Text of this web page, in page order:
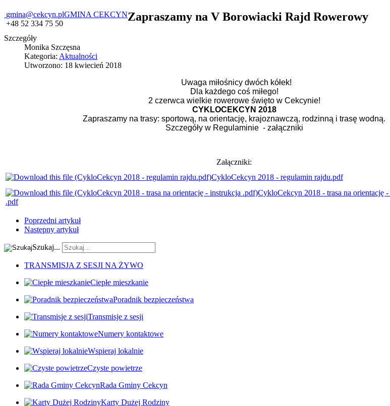
gmina@cekcyn.pl
+48 52 334 75 50
GMINA CEKCYNZapraszamy na V Borowiacki Rajd Rowerowy
Szczegóły
Monika Szczęsna
Kategoria: Aktualności
Utworzono: 18 kwiecień 2018
Uwaga miłośnicy dwóch kółek!
Dla każdego coś miłego!
2 czerwca wielkie rowerowe święto w Cekcynie!
CYKLOCEKCYN 2018
Zapraszamy na trasy: sportową, na orientację, krajoznawczą, rodzinną i trasę wodną.
Szczegóły w Regulaminie - załączniki
Załączniki:
CykloCekcyn 2018 - regulamin rajdu.pdf
CykloCekcyn 2018 - trasa na orientację
.pdf
Poprzedni artykuł
Następny artykuł
Szukaj...
TRANSMISJA Z SESJI NA ŻYWO
Ciepłe mieszkanie
Poradnik bezpieczeństwa
Transmisje z sesji
Numery kontaktowe
Wspieraj lokalnie
Czyste powietrze
Rada Gminy Cekcyn
Karty Dużej Rodziny